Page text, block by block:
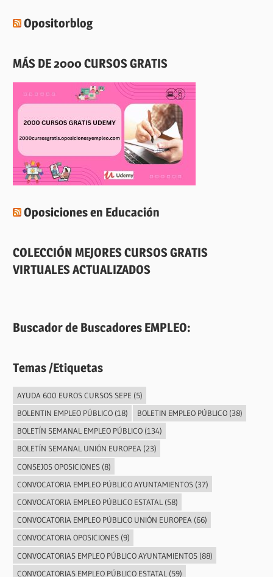
Opositorblog
MÁS DE 2000 CURSOS GRATIS
Oposiciones en Educación
COLECCIÓN MEJORES CURSOS GRATIS
VIRTUALES ACTUALIZADOS
Buscador de Buscadores EMPLEO:
Temas /Etiquetas
AYUDA 600 EUROS CURSOS SEPE (5)
BOLENTIN EMPLEO PÚBLICO(18) BOLETIN EMPLEO PÚBLICO(38)
BOLETÍN SEMANAL EMPLEO PÚBLICO(134)
BOLETÍN SEMANAL UNIÓN EUROPEA(23)
CONSEJOS OPOSICIONES(8)
CONVOCATORIA EMPLEO PÚBLICO AYUNTAMIENTOS(37)
CONVOCATORIA EMPLEO PÚBLICO ESTATAL (58)
CONVOCATORIA EMPLEO PÚBLICO UNIÓN EUROPEA(66)
CONVOCATORIA OPOSICIONES(9)
CONVOCATORIAS EMPLEO PÚBLICO AYUNTAMIENTOS(88)
CONVOCATORIAS EMPLEO PÚBLICO ESTATAL (59)